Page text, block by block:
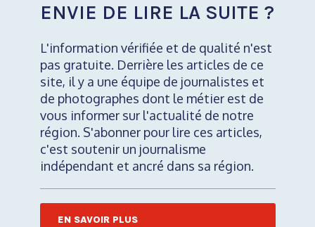
ENVIE DE LIRE LA SUITE ?
L'information vérifiée et de qualité n'est
pas gratuite. Derrière les articles de ce
site, il y a une équipe de journalistes et
de photographes dont le métier est de
vous informer sur l'actualité de notre
région. S'abonner pour lire ces articles,
c'est soutenir un journalisme
indépendant et ancré dans sa région.
EN SAVOIR PLUS